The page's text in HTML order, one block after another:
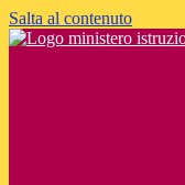
Salta al contenuto